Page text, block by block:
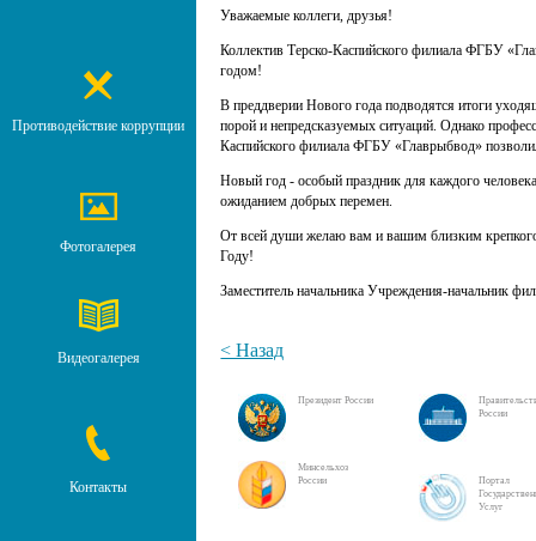
Противодействие коррупции
Фотогалерея
Видеогалерея
Контакты
Уважаемые коллеги, друзья!
Коллектив Терско-Каспийского филиала ФГБУ
годом!
В преддверии Нового года подводятся итоги
порой и непредсказуемых ситуаций. Однако
Каспийского филиала ФГБУ «Главрыбвод»
Новый год - особый праздник для каждого
ожиданием добрых перемен.
От всей души желаю вам и вашим близким
Году!
Заместитель начальника Учреждения-начальник
< Назад
Президент России
Минсельхоз
России
России
Портал
Услуг